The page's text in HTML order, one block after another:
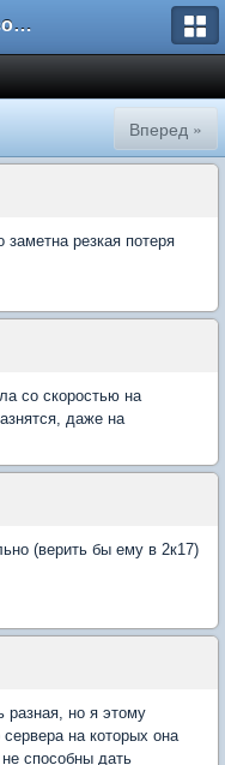
Форум пользователей ООО "Климовская сеть"
Вперед »
резкая потеря
со скоростью на
даже на
(верить бы ему в 2к17)
разная, но я этому
на которых она
способны дать